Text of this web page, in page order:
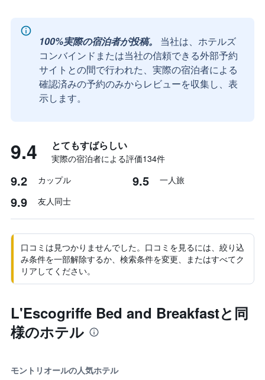
100%実際の宿泊者が投稿。
当社は、ホテルズ
コンバインドまたは当社の信頼できる外部予約
サイトとの間で行われた、実際の宿泊者による
確認済みの予約のみからレビューを収集し、表
示します。
9.4 とてもすばらしい
実際の宿泊者による評価134​件
9.2 カップル 9.5 一人旅
9.9 友人同士
口コミは見つかりませんでした。口コミを見るには、絞り込
み条件を一部解除するか、検索条件を変更、またはすべてク
リアしてください。
L'Escogriffe Bed and Breakfastと同
様のホテル
モントリオールの人気ホテル